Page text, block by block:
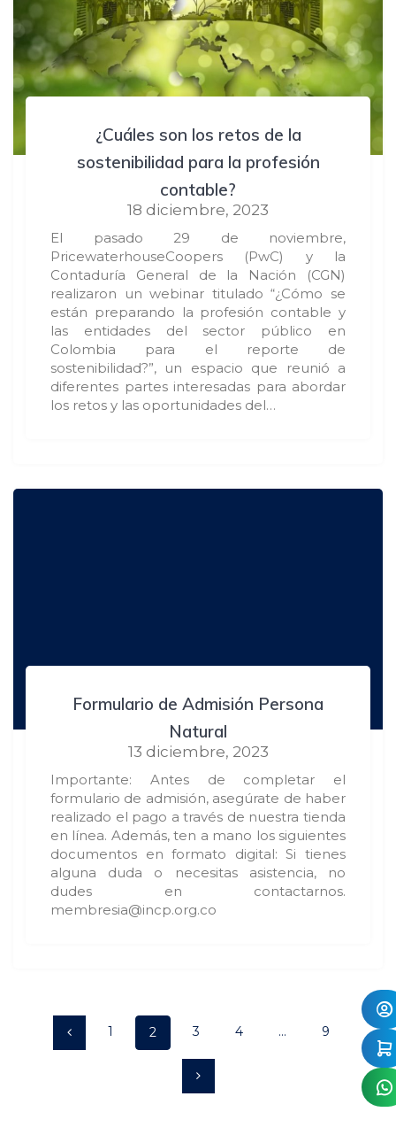
¿Cuáles son los retos de la
sostenibilidad para la profesión
contable?
18 diciembre, 2023
El pasado 29 de noviembre,
PricewaterhouseCoopers (PwC) y la
Contaduría General de la Nación (CGN)
realizaron un webinar titulado “¿Cómo se
están preparando la profesión contable y
las entidades del sector público en
Colombia para el reporte de
sostenibilidad?”, un espacio que reunió a
diferentes partes interesadas para abordar
los retos y las oportunidades del…
Formulario de Admisión Persona
Natural
13 diciembre, 2023
Importante: Antes de completar el
formulario de admisión, asegúrate de haber
realizado el pago a través de nuestra tienda
en línea. Además, ten a mano los siguientes
documentos en formato digital: Si tienes
alguna duda o necesitas asistencia, no
dudes en contactarnos.
membresia@incp.org.co
Posts
navigation
Page
1 Page
2 Page
3 Page
4 … Page
9